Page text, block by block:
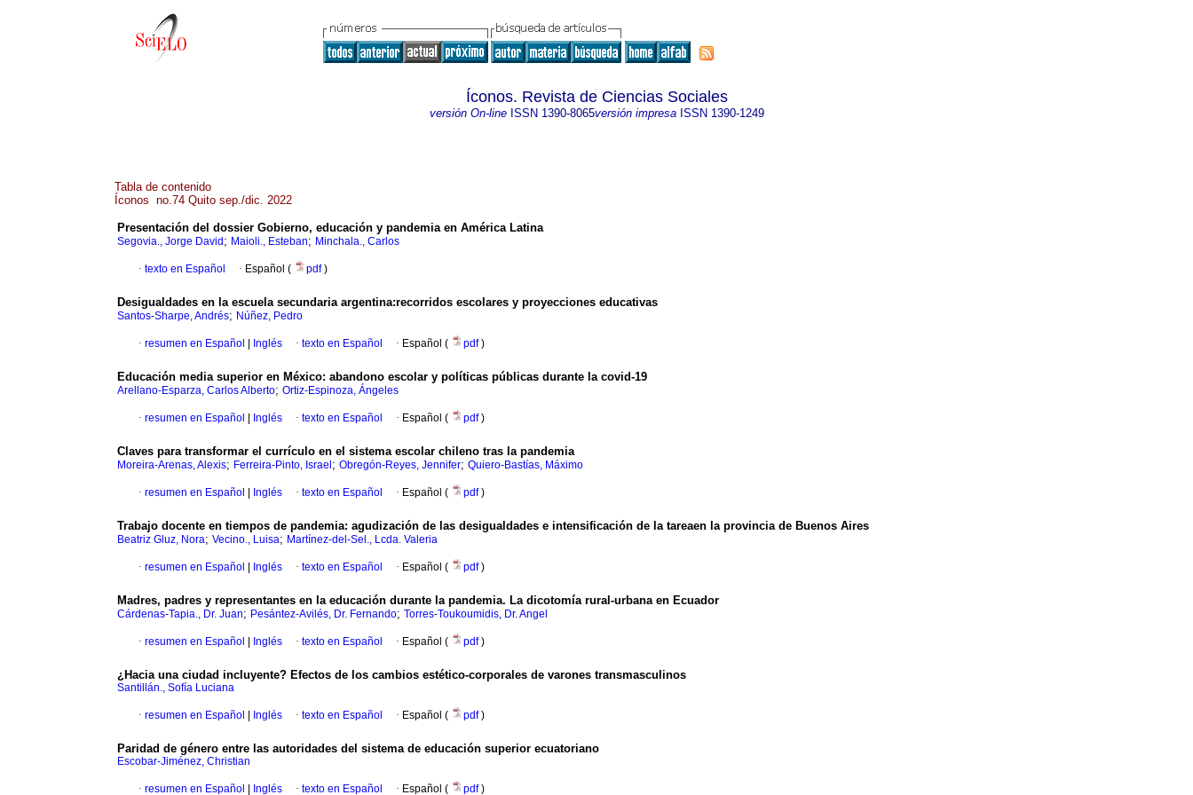
Íconos. Revista de Ciencias Sociales
versión On-lineISSN 1390-8065versión impresaISSN 1390-1249
Tabla de contenido
Íconos no.74 Quito sep./dic. 2022
Presentación del dossier Gobierno, educación y pandemia en América Latina
Segovia., Jorge David ; Maioli., Esteban; Minchala., Carlos
· texto en Español · Español ( pdf)
Desigualdades en la escuela secundaria argentina:recorridos escolares y proyecciones educativas
Santos-Sharpe, Andrés; Núñez, Pedro
· resumen en Español Inglés · texto en Español · Español ( pdf)
Educación media superior en México: abandono escolar y políticas públicas durante la covid-19
Arellano-Esparza, Carlos Alberto; Ortiz-Espinoza, Ángeles
· resumen en Español Inglés · texto en Español · Español ( pdf)
Claves para transformar el currículo en el sistema escolar chileno tras la pandemia
Moreira-Arenas, Alexis; Ferreira-Pinto, Israel ; Obregón-Reyes, Jennifer; Quiero-Bastías, Máximo
· resumen en Español Inglés · texto en Español · Español ( pdf)
Trabajo docente en tiempos de pandemia: agudización de las desigualdades e intensificación de la tareaen la provincia de Buenos Aires
Beatriz Gluz, Nora; Vecino., Luisa; Martínez-del-Sel., Lcda. Valeria
· resumen en Español Inglés · texto en Español · Español ( pdf)
Madres, padres y representantes en la educación durante la pandemia. La dicotomía rural-urbana en Ecuador
Cárdenas-Tapia., Dr. Juan; Pesántez-Avilés, Dr. Fernando; Torres-Toukoumidis, Dr. Angel
· resumen en Español Inglés · texto en Español · Español ( pdf)
¿Hacia una ciudad incluyente? Efectos de los cambios estético-corporales de varones transmasculinos
Santillán., Sofía Luciana
· resumen en Español Inglés · texto en Español · Español ( pdf)
Paridad de género entre las autoridades del sistema de educación superior ecuatoriano
Escobar-Jiménez, Christian
· resumen en Español Inglés · texto en Español · Español ( pdf)